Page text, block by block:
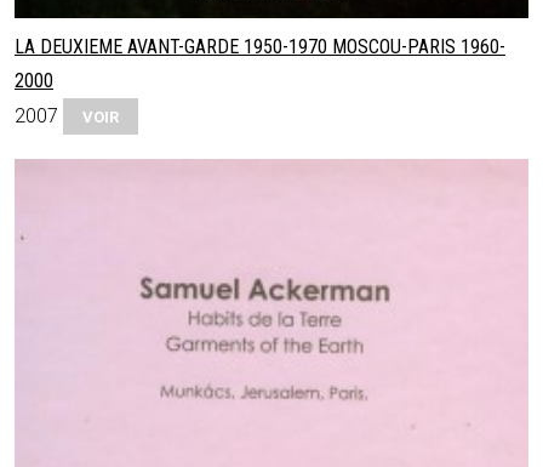
LA DEUXIEME AVANT-GARDE 1950-1970 MOSCOU-PARIS 1960-
2000
2007
VOIR